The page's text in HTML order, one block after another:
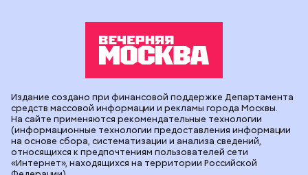
Издание создано при финансовой поддержке Департамента
средств массовой информации и рекламы города Москвы.
На сайте применяются рекомендательные технологии
(информационные технологии предоставления информации
на основе сбора, систематизации и анализа сведений,
относящихся к предпочтениям пользователей сети
«Интернет», находящихся на территории Российской